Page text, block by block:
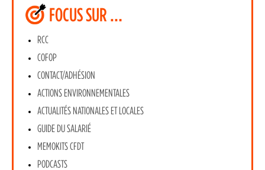
FOCUS SUR …
RCC
COFOP
CONTACT/ADHÉSION
ACTIONS ENVIRONNEMENTALES
ACTUALITÉS NATIONALES ET LOCALES
GUIDE DU SALARIÉ
MEMOKITS CFDT
PODCASTS